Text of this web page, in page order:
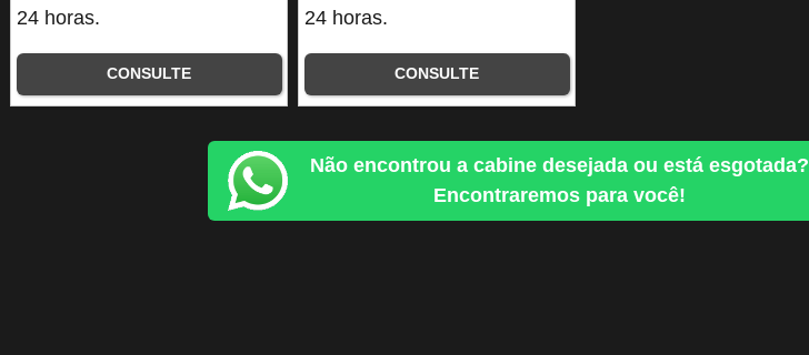
24 horas.
CONSULTE
24 horas.
CONSULTE
Não encontrou a cabine desejada ou está esgotada?
Encontraremos para você!